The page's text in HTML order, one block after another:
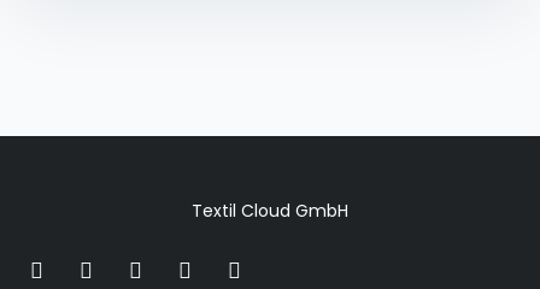
Textil Cloud GmbH